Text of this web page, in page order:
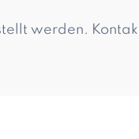
werden.